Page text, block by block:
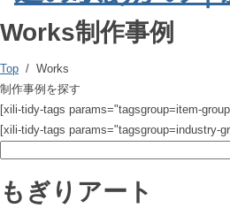
Works制作事例
Top / Works
制作事例を探す
[xili-tidy-tags params="tagsgroup=item-
[xili-tidy-tags
もぎりアート